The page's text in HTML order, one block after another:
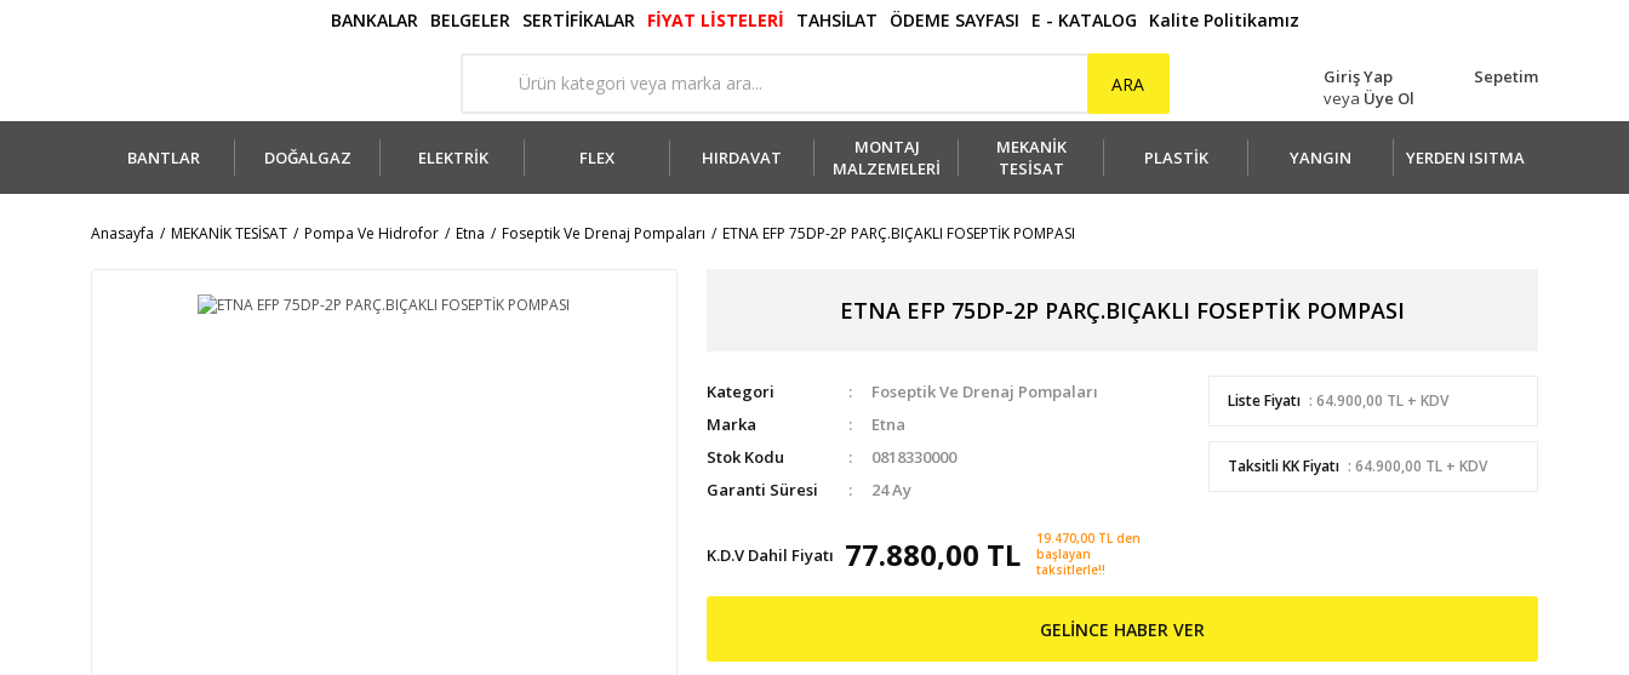
BANKALAR BELGELER SERTİFİKALAR FİYAT LİSTELERİ TAHSİLAT ÖDEME SAYFASI E - KATALOG Kalite Politikamız
ARA
Giriş Yap
veya Üye Ol
Sepetim
BANTLAR DOĞALGAZ ELEKTRİK FLEX HIRDAVAT
MONTAJ
MALZEMELERİ
MEKANİK
TESİSAT
PLASTİK YANGIN YERDEN ISITMA
Anasayfa MEKANİK TESİSAT Pompa Ve Hidrofor Etna Foseptik Ve Drenaj Pompaları ETNA EFP 75DP-2P PARÇ.BIÇAKLI FOSEPTİK POMPASI
ETNA EFP 75DP-2P PARÇ.BIÇAKLI FOSEPTİK POMPASI
Kategori
Foseptik Ve Drenaj Pompaları
Marka
Etna
Stok Kodu
0818330000
Garanti Süresi
24 Ay
K.D.V Dahil Fiyatı 77.880,00 TL
19.470,00 TL den
başlayan
taksitlerle!!
Liste Fiyatı : 64.900,00 TL + KDV
Taksitli KK Fiyatı : 64.900,00 TL + KDV
GELİNCE HABER VER